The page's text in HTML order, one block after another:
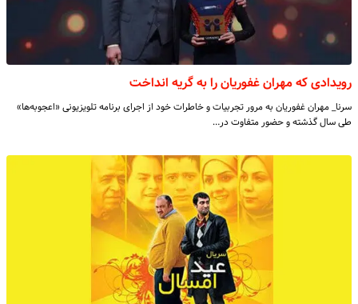
رویدادی که مهران غفوریان را به گریه انداخت
سرنا_ مهران غفوریان به مرور تجربیات و خاطرات خود از اجرای برنامه تلویزیونی «اعجوبه‌ها»
طی سال گذشته و حضور متفاوت در…